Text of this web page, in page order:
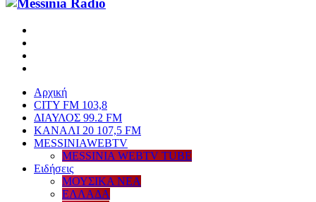
Αρχική
CITY FM 103,8
ΔΙΑΥΛΟΣ 99.2 FM
ΚΑΝΑΛΙ 20 107,5 FM
MESSINIAWEBTV
MESSINIA WEBTV TUBE
Eιδήσεις
ΜΟΥΣΙΚΑ ΝΕΑ
ΕΛΛΑΔΑ